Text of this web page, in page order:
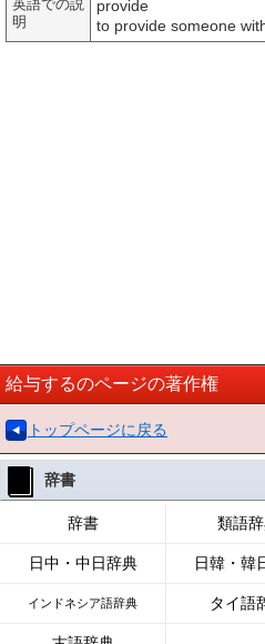
英語での説
明
provide
to provide someone
給与するのページの著作権
トップページに戻る
辞書
辞書 類語
日中・中日辞典 日韓・韓
インドネシア語辞典 タイ語